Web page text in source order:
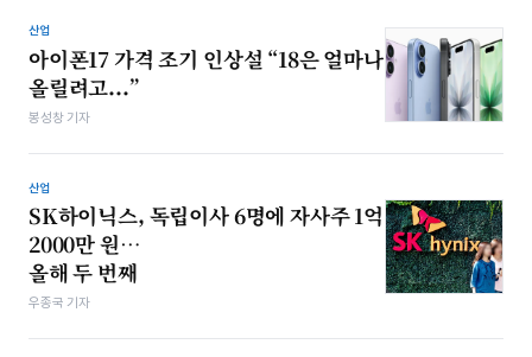
산업
아이폰17 가격 조기 인상설 “18은 얼마나
올릴려고...”
봉성창 기자
산업
SK하이닉스, 독립이사 6명에 자사주 1억
2000만 원…
올해 두 번째
우종국 기자